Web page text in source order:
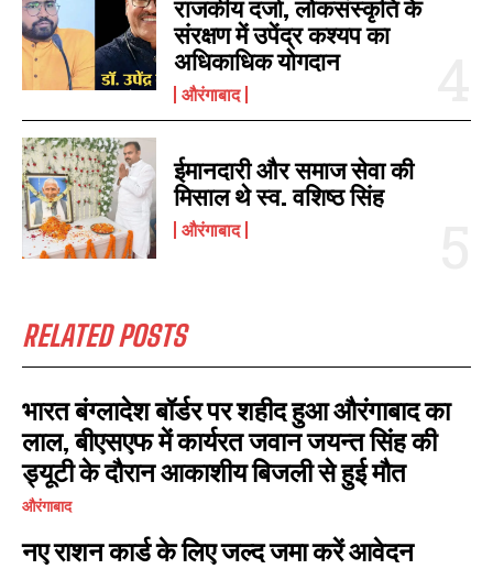
राजकीय दर्जा, लोकसंस्कृति के
संरक्षण में उपेंद्र कश्यप का
अधिकाधिक योगदान
औरंगाबाद
ईमानदारी और समाज सेवा की
मिसाल थे स्व. वशिष्ठ सिंह
औरंगाबाद
RELATED POSTS
भारत बंग्लादेश बॉर्डर पर शहीद हुआ औरंगाबाद का
लाल, बीएसएफ में कार्यरत जवान जयन्त सिंह की
ड्यूटी के दौरान आकाशीय बिजली से हुई मौत
औरंगाबाद
नए राशन कार्ड के लिए जल्द जमा करें आवेदन